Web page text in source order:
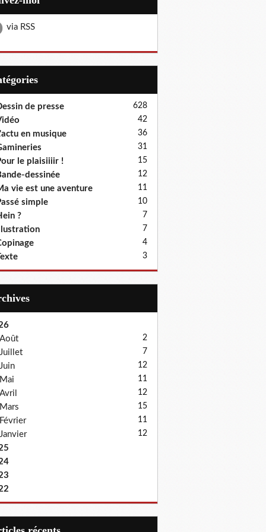
via RSS
de presse 628
42
en musique 36
31
le plaisiiiir ! 15
dessinée 12
vie est une aventure 11
simple 10
? 7
7
4
3
Août
2
Juillet 7
Juin 12
Mai 11
Avril 12
Mars 15
Février 11
Janvier 12